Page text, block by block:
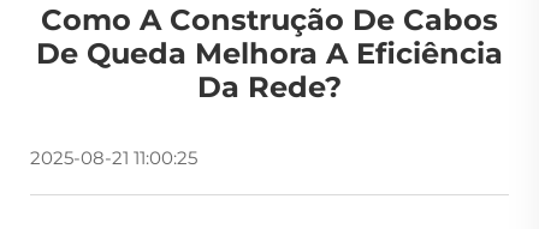
Como A Construção De Cabos
De Queda Melhora A Eficiência
Da Rede?
2025-08-21 11:00:25